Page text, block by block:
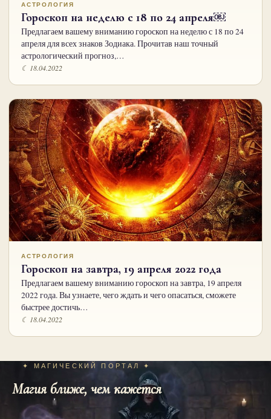
АСТРОЛОГИЯ
Гороскоп на неделю с 18 по 24 апреля￼
Предлагаем вашему вниманию гороскоп на неделю с 18 по 24
апреля для всех знаков Зодиака. Прочитав наш точный
астрологический прогноз,…
☾ 18.04.2022
АСТРОЛОГИЯ
Гороскоп на завтра, 19 апреля 2022 года
Предлагаем вашему вниманию гороскоп на завтра, 19 апреля
2022 года. Вы узнаете, чего ждать и чего опасаться, сможете
быстрее достичь…
☾ 18.04.2022
✦ МАГИЧЕСКИЙ ПОРТАЛ ✦
Магия ближе, чем кажется